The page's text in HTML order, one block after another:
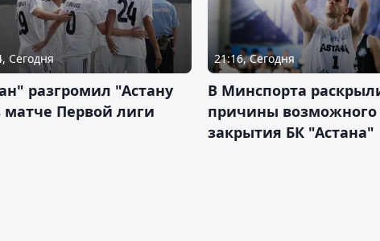
Сегодня
разгромил "Астану
Первой лиги
21:16, Сегодня
В Минспорта
причины возможного
закрытия БК "Астана"